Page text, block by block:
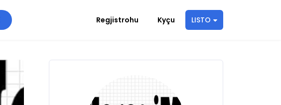
Regjistrohu Kyçu LISTO